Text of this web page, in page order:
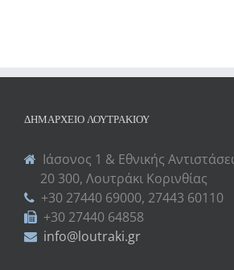
ΔΗΜΑΡΧΕΊΟ ΛΟΥΤΡΑΚΊΟΥ
Ιάσονος 1 & Εθνικής
20 300, Λουτράκι Κορινθίας
+30 27440 69000, 27443 60110
+30 27440 64858
info@loutraki.gr